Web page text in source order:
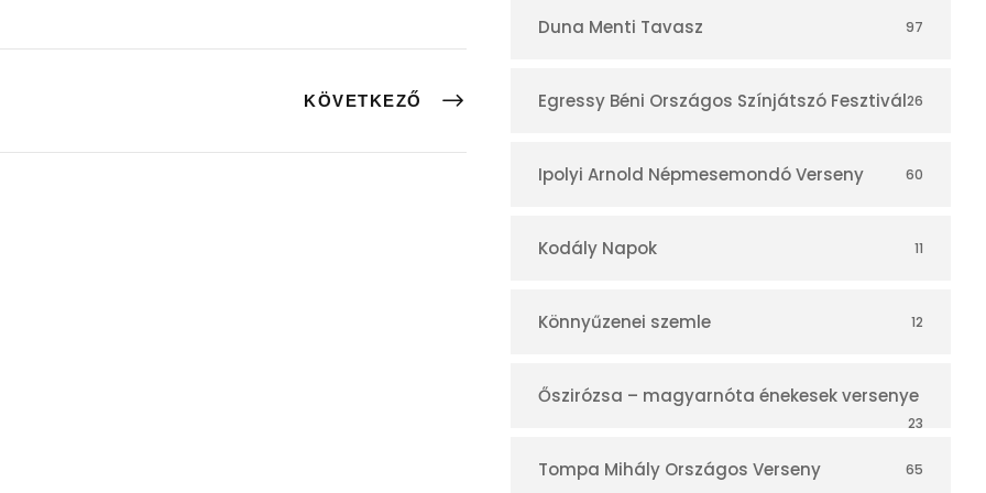
KÖVETKEZŐ
r
Duna Menti Tavasz 97
Egressy Béni Országos Színjátszó Fesztivál26
Ipolyi Arnold Népmesemondó Verseny 60
Kodály Napok 11
Könnyűzenei szemle 12
Őszirózsa – magyarnóta énekesek versenye
23
Tompa Mihály Országos Verseny 65